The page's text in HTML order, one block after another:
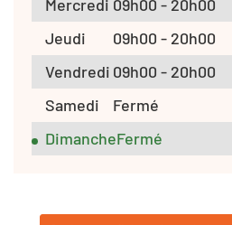
Mercredi 09h00 - 20h00
Jeudi
09h00 - 20h00
Vendredi 09h00 - 20h00
Samedi
Fermé
DimancheFermé